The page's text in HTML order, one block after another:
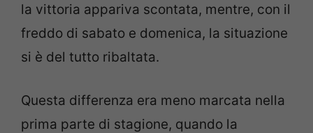
la vittoria appariva scontata, mentre, con il
freddo di sabato e domenica, la situazione
si è del tutto ribaltata.
Questa differenza era meno marcata nella
prima parte di stagione, quando la